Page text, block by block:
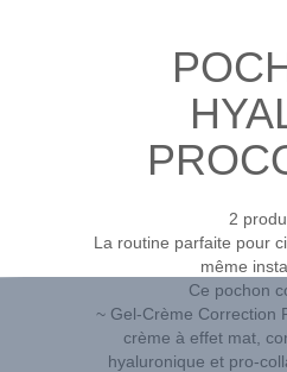
2
La routine parfaite pour
même
Ce pochon
~ Gel-Crème Correction
crème à effet mat,
hyaluronique et pro-